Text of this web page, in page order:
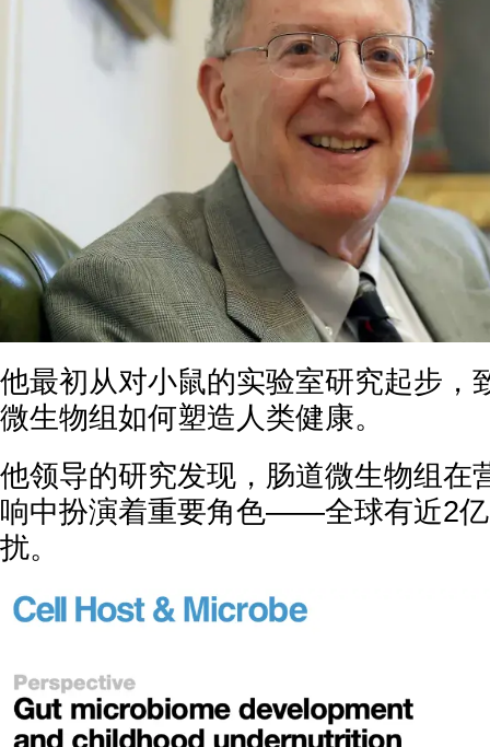
他最初从对小鼠的实验室研究起步，
微生物组如何塑造人类健康。
他领导的研究发现，肠道微生物组在
响中扮演着重要角色——全球有近2
扰。